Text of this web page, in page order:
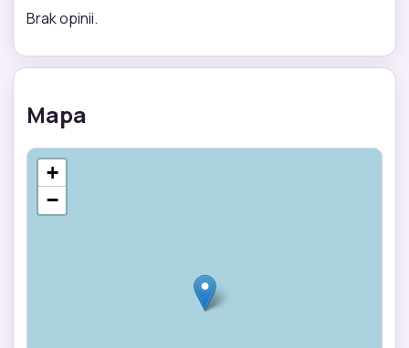
Brak opinii.
Mapa
+
−